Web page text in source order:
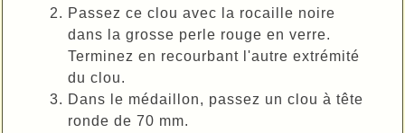
Passez ce clou avec la rocaille noire
dans la grosse perle rouge en verre.
Terminez en recourbant l'autre extrémité
du clou.
Dans le médaillon, passez un clou à tête
ronde de 70 mm.